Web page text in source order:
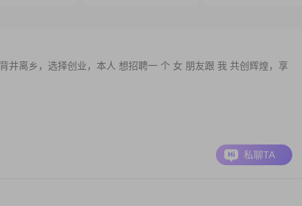
井离乡，选择创业，本人 想招聘一 个 女 朋友跟 我 共创辉煌，享
私聊TA